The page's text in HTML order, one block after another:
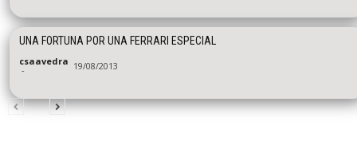
UNA FORTUNA POR UNA FERRARI ESPECIAL
csaavedra
- 19/08/2013